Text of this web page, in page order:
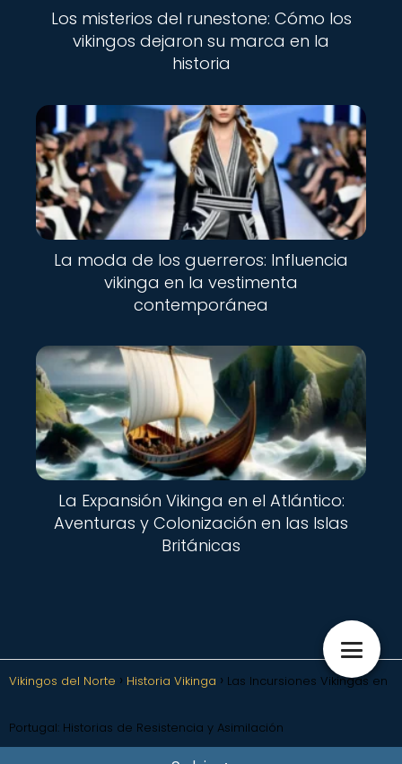
Los misterios del runestone: Cómo los
vikingos dejaron su marca en la
historia
La moda de los guerreros: Influencia
vikinga en la vestimenta
contemporánea
La Expansión Vikinga en el Atlántico:
Aventuras y Colonización en las Islas
Británicas
Vikingos del Norte Historia Vikinga Las Incursiones Vikingas en
Portugal: Historias de Resistencia y Asimilación